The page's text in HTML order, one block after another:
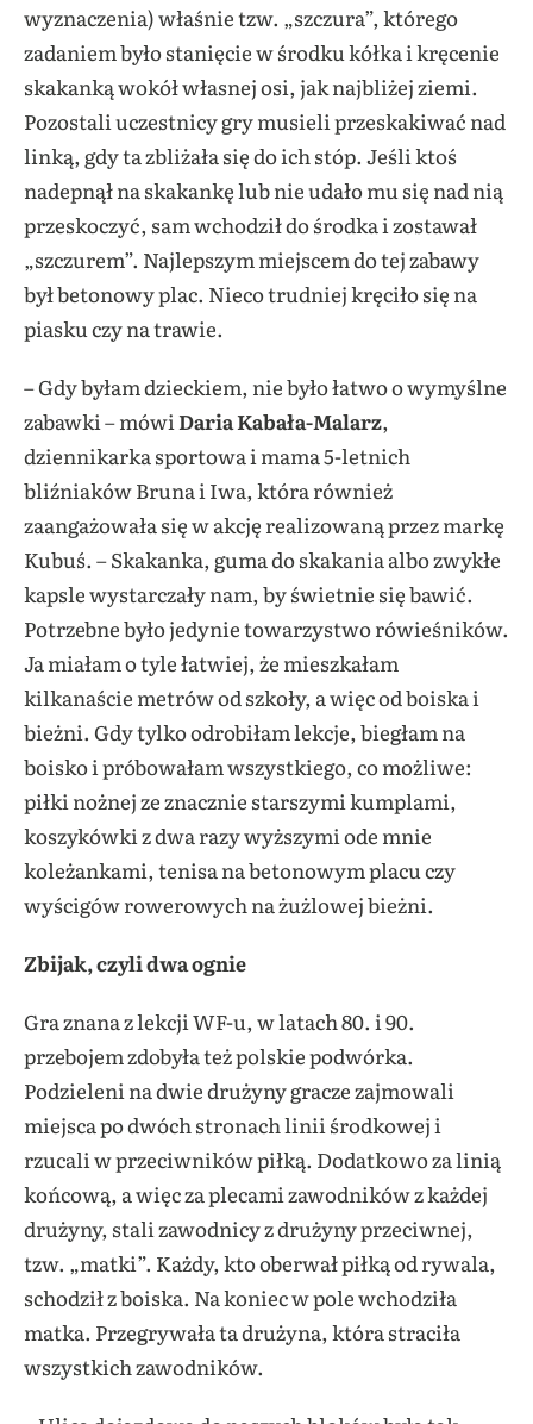
wyznaczenia) właśnie tzw. „szczura”, którego
zadaniem było stanięcie w środku kółka i kręcenie
skakanką wokół własnej osi, jak najbliżej ziemi.
Pozostali uczestnicy gry musieli przeskakiwać nad
linką, gdy ta zbliżała się do ich stóp. Jeśli ktoś
nadepnął na skakankę lub nie udało mu się nad nią
przeskoczyć, sam wchodził do środka i zostawał
„szczurem”. Najlepszym miejscem do tej zabawy
był betonowy plac. Nieco trudniej kręciło się na
piasku czy na trawie.
– Gdy byłam dzieckiem, nie było łatwo o wymyślne
zabawki – mówiDaria Kabała-Malarz,
dziennikarka sportowa i mama 5-letnich
bliźniaków Bruna i Iwa, która również
zaangażowała się w akcję realizowaną przez markę
Kubuś. – Skakanka, guma do skakania albo zwykłe
kapsle wystarczały nam, by świetnie się bawić.
Potrzebne było jedynie towarzystwo rówieśników.
Ja miałam o tyle łatwiej, że mieszkałam
kilkanaście metrów od szkoły, a więc od boiska i
bieżni. Gdy tylko odrobiłam lekcje, biegłam na
boisko i próbowałam wszystkiego, co możliwe:
piłki nożnej ze znacznie starszymi kumplami,
koszykówki z dwa razy wyższymi ode mnie
koleżankami, tenisa na betonowym placu czy
wyścigów rowerowych na żużlowej bieżni.
Zbijak, czyli dwa ognie
Gra znana z lekcji WF-u, w latach 80. i 90.
przebojem zdobyła też polskie podwórka.
Podzieleni na dwie drużyny gracze zajmowali
miejsca po dwóch stronach linii środkowej i
rzucali w przeciwników piłką. Dodatkowo za linią
końcową, a więc za plecami zawodników z każdej
drużyny, stali zawodnicy z drużyny przeciwnej,
tzw. „matki”. Każdy, kto oberwał piłką od rywala,
schodził z boiska. Na koniec w pole wchodziła
matka. Przegrywała ta drużyna, która straciła
wszystkich zawodników.